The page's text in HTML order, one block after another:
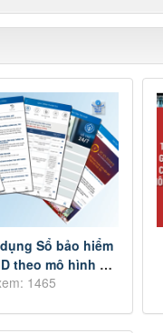
Sổ bảo hiểm
theo mô hình Đề
061465